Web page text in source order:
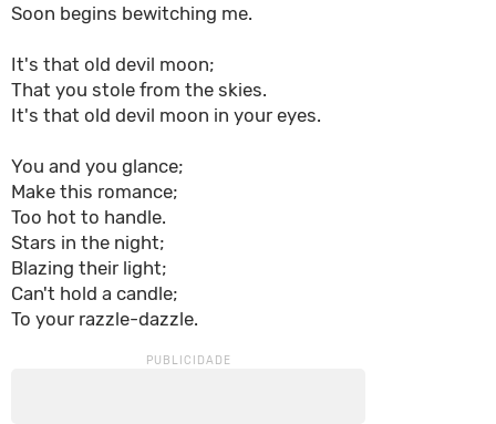
Soon begins bewitching me.
It's that old devil moon;
That you stole from the skies.
It's that old devil moon in your eyes.
You and you glance;
Make this romance;
Too hot to handle.
Stars in the night;
Blazing their light;
Can't hold a candle;
To your razzle-dazzle.